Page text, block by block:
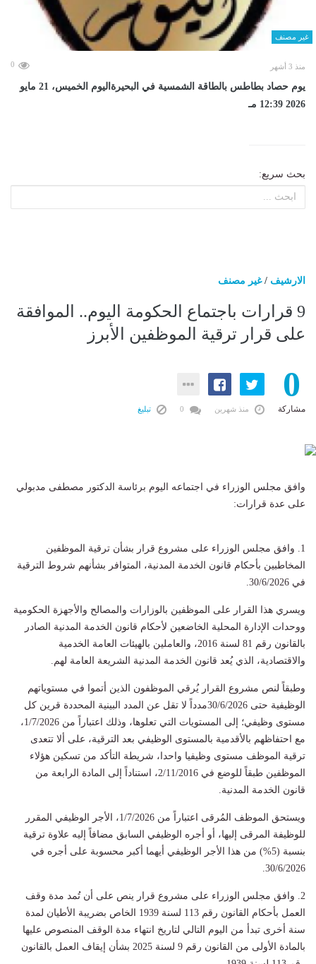
غير مصنف
منذ 3 أشهر 0
يوم حصاد بطاطس بالطاقة الشمسية في البحيرةاليوم الخميس، 21 مايو
2026 12:39 مـ
بحث سريع:
الارشيف /غير مصنف
9 قرارات باجتماع الحكومة اليوم.. الموافقة
على قرار ترقية الموظفين الأبرز
0
مشاركة منذ شهرين تبليغ
وافق مجلس الوزراء في اجتماعه اليوم برئاسة الدكتور مصطفى مدبولي
على عدة قرارات:
1. وافق مجلس الوزراء على مشروع قرار بشأن ترقية الموظفين
المخاطبين بأحكام قانون الخدمة المدنية، المتوافر بشأنهم شروط الترقية
في 30/6/2026.
ويسري هذا القرار على الموظفين بالوزارات والمصالح والأجهزة الحكومية
ووحدات الإدارة المحلية الخاضعين لأحكام قانون الخدمة المدنية الصادر
بالقانون رقم 81 لسنة 2016، والعاملين بالهيئات العامة الخدمية
والاقتصادية، الذي يُعد قانون الخدمة المدنية الشريعة العامة لهم.
وطبقاً لنص مشروع القرار يُرقي الموظفون الذين أتموا في مستوياتهم
الوظيفية حتى 30/6/2026مدداً لا تقل عن المدد البينية المحددة قرين كل
مستوى وظيفي؛ إلى المستويات التي تعلوها، وذلك اعتباراً من 1/7/2026،
مع احتفاظهم بالأقدمية بالمستوى الوظيفي بعد الترقية، على ألا تتعدى
ترقية الموظف مستوى وظيفيا واحدا، شريطة التأكد من تسكين هؤلاء
الموظفين طبقاً للوضع في 2/11/2016، استناداً إلى المادة الرابعة من
قانون الخدمة المدنية.
ويستحق الموظف المُرقى اعتباراً من 1/7/2026، الأجر الوظيفي المقرر
للوظيفة المرقى إليها، أو أجره الوظيفي السابق مضافاً إليه علاوة ترقية
بنسبة (5%) من هذا الأجر الوظيفي أيهما أكبر محسوبة على أجره في
30/6/2026.
2. وافق مجلس الوزراء على مشروع قرار ينص على أن تُمد مدة وقف
العمل بأحكام القانون رقم 113 لسنة 1939 الخاص بضريبة الأطيان لمدة
سنة أخرى تبدأ من اليوم التالي لتاريخ انتهاء مدة الوقف المنصوص عليها
بالمادة الأولى من القانون رقم 9 لسنة 2025 بشأن إيقاف العمل بالقانون